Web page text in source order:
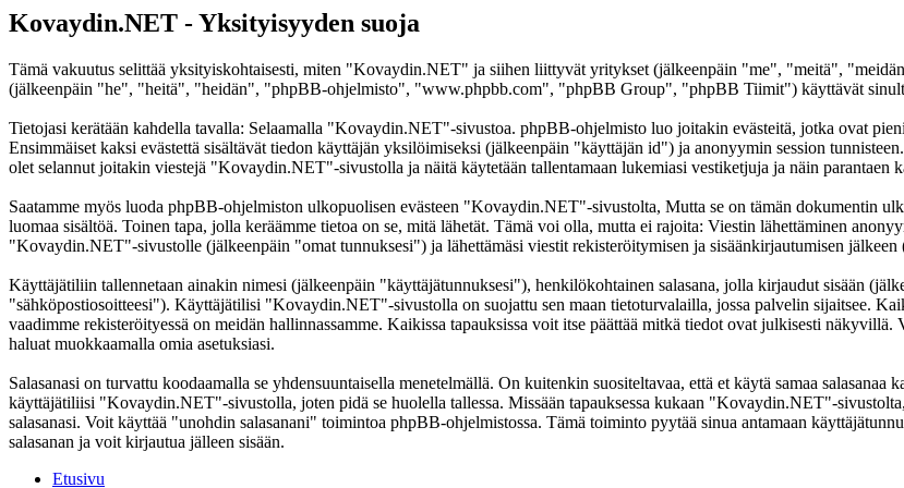
Kovaydin.NET - Yksityisyyden suoja
Tämä vakuutus selittää yksityiskohtaisesti, miten "Kovaydin.NET" ja siihen liittyvät yritykset (jälkeenpäin "me", "meitä",
(jälkeenpäin "he", "heitä", "heidän", "phpBB-ohjelmisto", "www.phpbb.com", "phpBB Group", "phpBB Tiimit") käyttävät
Tietojasi kerätään kahdella tavalla: Selaamalla "Kovaydin.NET"-sivustoa. phpBB-ohjelmisto luo joitakin evästeitä, jotka ovat
Ensimmäiset kaksi evästettä sisältävät tiedon käyttäjän yksilöimiseksi (jälkeenpäin "käyttäjän id") ja anonyymin session
olet selannut joitakin viestejä "Kovaydin.NET"-sivustolla ja näitä käytetään tallentamaan lukemiasi vestiketjuja ja näin parantaen
Saatamme myös luoda phpBB-ohjelmiston ulkopuolisen evästeen "Kovaydin.NET"-sivustolta, Mutta se on tämän dokumentin
luomaa sisältöä. Toinen tapa, jolla keräämme tietoa on se, mitä lähetät. Tämä voi olla, mutta ei rajoita: Viestin lähettäminen
"Kovaydin.NET"-sivustolle (jälkeenpäin "omat tunnuksesi") ja lähettämäsi viestit rekisteröitymisen ja sisäänkirjautumisen
Käyttäjätiliin tallennetaan ainakin nimesi (jälkeenpäin "käyttäjätunnuksesi"), henkilökohtainen salasana, jolla kirjaudut sisään
"sähköpostiosoitteesi"). Käyttäjätilisi "Kovaydin.NET"-sivustolla on suojattu sen maan tietoturvalailla, jossa palvelin sijaitsee.
vaadimme rekisteröityessä on meidän hallinnassamme. Kaikissa tapauksissa voit itse päättää mitkä tiedot ovat julkisesti
haluat muokkaamalla omia asetuksiasi.
Salasanasi on turvattu koodaamalla se yhdensuuntaisella menetelmällä. On kuitenkin suositeltavaa, että et käytä samaa
käyttäjätiliisi "Kovaydin.NET"-sivustolla, joten pidä se huolella tallessa. Missään tapauksessa kukaan "Kovaydin.NET"-
salasanasi. Voit käyttää "unohdin salasanani" toimintoa phpBB-ohjelmistossa. Tämä toiminto pyytää sinua antamaan
salasanan ja voit kirjautua jälleen sisään.
Etusivu